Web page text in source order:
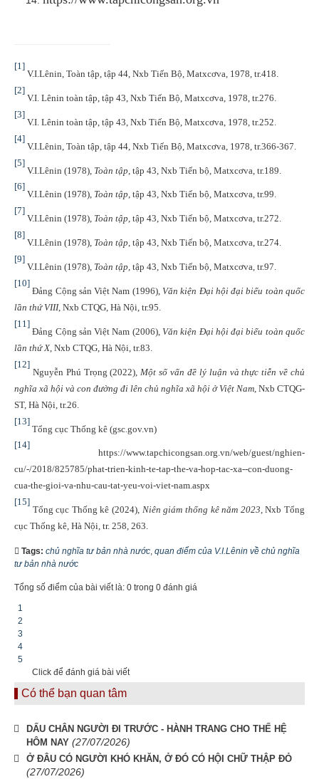
[1]
V.I.Lênin, Toàn tập, tập 44, Nxb Tiến Bộ, Matxcơva, 1978, tr.418.
[2]
V.I. Lênin toàn tập, tập 43, Nxb Tiến Bộ, Matxcơva, 1978, tr.276.
[3]
V.I. Lênin toàn tập, tập 43, Nxb Tiến Bộ, Matxcơva, 1978, tr.252.
[4]
V.I.Lênin, Toàn tập, tập 44, Nxb Tiến Bộ, Matxcơva, 1978, tr.366-367.
[5]
V.I.Lênin (1978), Toàn tập , tập 43, Nxb Tiến bộ, Matxcơva, tr.189.
[6]
V.I.Lênin (1978), Toàn tập, tập 43, Nxb Tiến bộ, Matxcơva, tr.99.
[7]
V.I.Lênin (1978), Toàn tập, tập 43, Nxb Tiến bộ, Matxcơva, tr.272.
[8]
V.I.Lênin (1978), Toàn tập, tập 43, Nxb Tiến bộ, Matxcơva, tr.274.
[9]
V.I.Lênin (1978), Toàn tập , tập 43, Nxb Tiến bộ, Matxcơva, tr.97.
[10]
Đảng Cộng sản Việt Nam (1996), Văn kiện Đại hội đại biểu toàn quốc
lần thứ VIII, Nxb CTQG, Hà Nội, tr.95.
[11]
Đảng Cộng sản Việt Nam (2006), Văn kiện Đại hội đại biểu toàn quốc
lần thứ X, Nxb CTQG, Hà Nội, tr.83.
[12]
Nguyễn Phú Trọng (2022), Một số vấn đề lý luận và thực tiễn về chủ
nghĩa xã hội và con đường đi lên chủ nghĩa xã hội ở Việt Nam , Nxb CTQG-
ST, Hà Nội, tr.26.
[13]
Tổng cục Thống kê (gsc.gov.vn)
[14]
https://www.tapchicongsan.org.vn/web/guest/nghien-
cu/-/2018/825785/phat-trien-kinh-te-tap-the-va-hop-tac-xa--con-duong-
cua-the-gioi-va-nhu-cau-tat-yeu-voi-viet-nam.aspx
[15]
Tổng cục Thống kê (2024), Niên giám thống kê năm 2023, Nxb Tổng
cục Thống kê, Hà Nội, tr. 258, 263.
Tags: chủ nghĩa tư bản nhà nước, quan điểm của V.I.Lênin về chủ nghĩa
tư bản nhà nước
Tổng số điểm của bài viết là: 0 trong 0 đánh giá
1
2
3
4
5
Click để đánh giá bài viết
Có thể bạn quan tâm
DẤU CHÂN NGƯỜI ĐI TRƯỚC - HÀNH TRANG CHO THẾ HỆ
HÔM NAY (27/07/2026)
Ở ĐÂU CÓ NGƯỜI KHÓ KHĂN, Ở ĐÓ CÓ HỘI CHỮ THẬP ĐỎ
(27/07/2026)